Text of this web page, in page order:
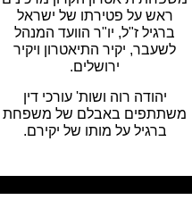
ראש על פטירתו של ישראל
ברגיל ז"ל, יו"ר הוועד המנהל
לשעבר, יקיר התיאטרון ויקיר
ירושלים.
יהודה רוה ושות' עורכי דין
משתתפים באבלם של משפחת
ברגיל על מותו של יקירם.